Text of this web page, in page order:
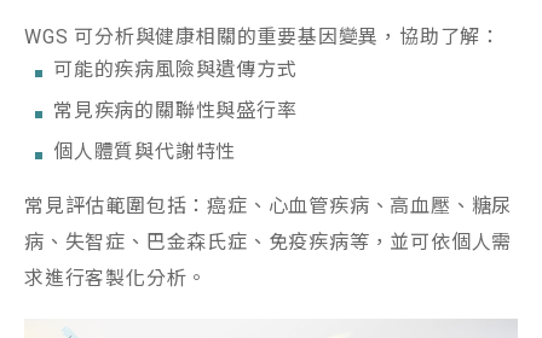
WGS 可分析與健康相關的重要基因變異，協助了解：
可能的疾病風險與遺傳方式
常見疾病的關聯性與盛行率
個人體質與代謝特性
常見評估範圍包括：癌症、心血管疾病、高血壓、糖尿
病、失智症、巴金森氏症、免疫疾病等，並可依個人需
求進行客製化分析。